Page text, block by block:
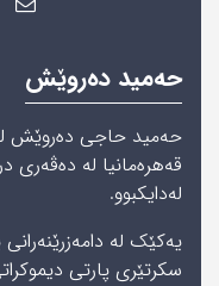
حەمید دەروێش
قەهرەمانیا لە دەڤەری
لەدایکبوو.
یەکێک لە
سكرتێری پارتی